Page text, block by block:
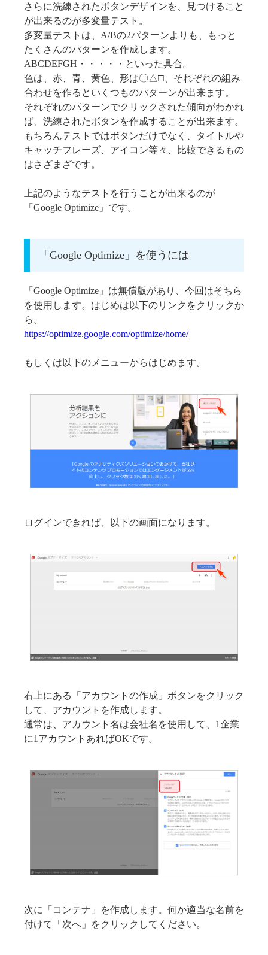
さらに洗練されたボタンデザインを、見つけること
が出来るのが多変量テスト。
多変量テストは、A/Bの2パターンよりも、もっと
たくさんのパターンを作成します。
ABCDEFGH・・・・・といった具合。
色は、赤、青、黄色、形は〇△□、それぞれの組み
合わせを作るといくつものパターンが出来ます。
それぞれのパターンでクリックされた傾向がわかれ
ば、洗練されたボタンを作成することが出来ます。
もちろんテストではボタンだけでなく、タイトルや
キャッチフレーズ、アイコン等々、比較できるもの
はさざまざです。
上記のようなテストを行うことが出来るのが
「Google Optimize」です。
「Google Optimize」を使うには
「Google Optimize」は無償版があり、今回はそちら
を使用します。はじめは以下のリンクをクリックか
ら。
https://optimize.google.com/optimize/home/
もしくは以下のメニューからはじめます。
ログインできれば、以下の画面になります。
右上にある「アカウントの作成」ボタンをクリック
して、アカウントを作成します。
通常は、アカウント名は会社名を使用して、1企業
に1アカウントあればOKです。
次に「コンテナ」を作成します。何か適当な名前を
付けて「次へ」をクリックしてください。